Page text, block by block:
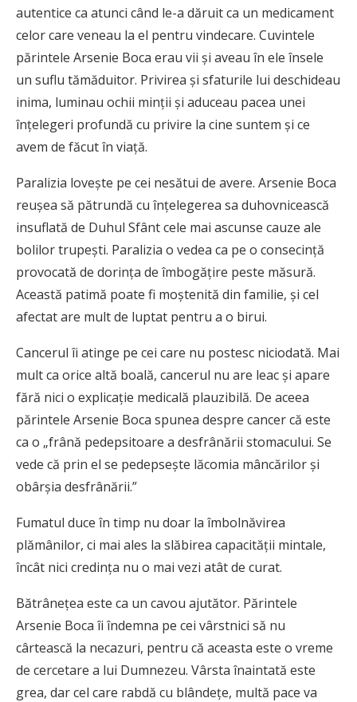
autentice ca atunci când le-a dăruit ca un medicament
celor care veneau la el pentru vindecare. Cuvintele
părintele Arsenie Boca erau vii şi aveau în ele însele
un suflu tămăduitor. Privirea şi sfaturile lui deschideau
inima, luminau ochii minţii şi aduceau pacea unei
înţelegeri profundă cu privire la cine suntem şi ce
avem de făcut în viaţă.
Paralizia loveşte pe cei nesătui de avere. Arsenie Boca
reuşea să pătrundă cu înţelegerea sa duhovnicească
insuflată de Duhul Sfânt cele mai ascunse cauze ale
bolilor trupeşti. Paralizia o vedea ca pe o consecinţă
provocată de dorinţa de îmbogăţire peste măsură.
Această patimă poate fi moştenită din familie, şi cel
afectat are mult de luptat pentru a o birui.
Cancerul îi atinge pe cei care nu postesc niciodată. Mai
mult ca orice altă boală, cancerul nu are leac şi apare
fără nici o explicaţie medicală plauzibilă. De aceea
părintele Arsenie Boca spunea despre cancer că este
ca o „frână pedepsitoare a desfrânării stomacului. Se
vede că prin el se pedepseşte lăcomia mâncărilor şi
obârşia desfrânării.”
Fumatul duce în timp nu doar la îmbolnăvirea
plămânilor, ci mai ales la slăbirea capacităţii mintale,
încât nici credinţa nu o mai vezi atât de curat.
Bătrâneţea este ca un cavou ajutător. Părintele
Arsenie Boca îi îndemna pe cei vârstnici să nu
cârtească la necazuri, pentru că aceasta este o vreme
de cercetare a lui Dumnezeu. Vârsta înaintată este
grea, dar cel care rabdă cu blândeţe, multă pace va